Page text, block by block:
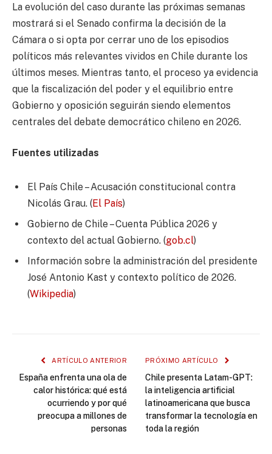
La evolución del caso durante las próximas semanas
mostrará si el Senado confirma la decisión de la
Cámara o si opta por cerrar uno de los episodios
políticos más relevantes vividos en Chile durante los
últimos meses. Mientras tanto, el proceso ya evidencia
que la fiscalización del poder y el equilibrio entre
Gobierno y oposición seguirán siendo elementos
centrales del debate democrático chileno en 2026.
Fuentes utilizadas
El País Chile – Acusación constitucional contra
Nicolás Grau. (El País)
Gobierno de Chile – Cuenta Pública 2026 y
contexto del actual Gobierno. (gob.cl)
Información sobre la administración del presidente
José Antonio Kast y contexto político de 2026.
(Wikipedia)
ARTÍCULO ANTERIOR
España enfrenta una ola de
calor histórica: qué está
ocurriendo y por qué
preocupa a millones de
personas
PRÓXIMO ARTÍCULO
Chile presenta Latam-GPT:
la inteligencia artificial
latinoamericana que busca
transformar la tecnología en
toda la región